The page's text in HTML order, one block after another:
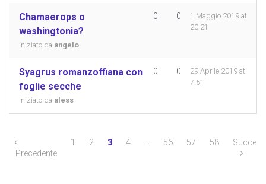
Chamaerops o
washingtonia?
Iniziato da angelo
0 0
1 Maggio 2019 at
20:21
Syagrus romanzoffiana con
foglie secche
Iniziato da aless
0 0
29 Aprile 2019 at
7:51
Precedente
1 2 3 4 … 56 57 58